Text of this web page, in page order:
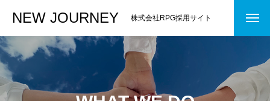
NEW JOURNEY 株式会社RPG採用サイト